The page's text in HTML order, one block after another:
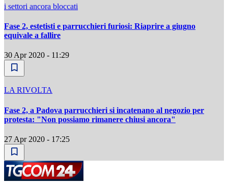
i settori ancora bloccati
Fase 2, estetisti e parrucchieri furiosi: Riaprire a giugno
equivale a fallire
30 Apr 2020 - 11:29
LA RIVOLTA
Fase 2, a Padova parrucchieri si incatenano al negozio per
protesta: "Non possiamo rimanere chiusi ancora"
27 Apr 2020 - 17:25